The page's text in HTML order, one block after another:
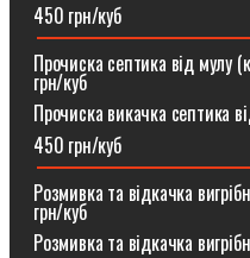
450 грн/куб
Прочиска септика від
грн/куб
Прочиска викачка септика
450 грн/куб
Розмивка та відкачка
грн/куб
Розмивка та відкачка